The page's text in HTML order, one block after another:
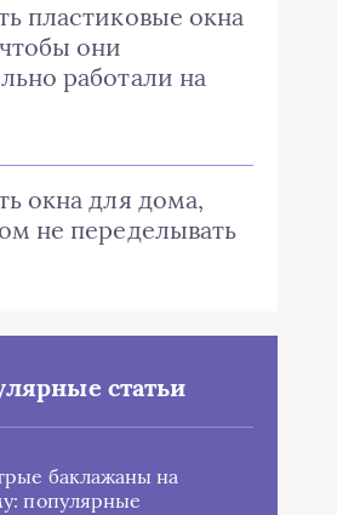
пластиковые окна
они
работали на
окна для дома,
не переделывать
статьи
баклажаны на
популярные